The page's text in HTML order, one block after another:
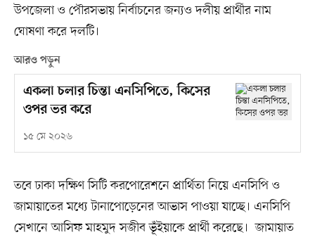
উপজেলা ও পৌরসভায় নির্বাচনের জন্যও দলীয় প্রার্থীর নাম
ঘোষণা করে দলটি।
আরও পড়ুন
একলা চলার চিন্তা এনসিপিতে, কিসের
ওপর ভর করে
১৫ মে ২০২৬
তবে ঢাকা দক্ষিণ সিটি করপোরেশনে প্রার্থিতা নিয়ে এনসিপি ও
জামায়াতের মধ্যে টানাপোড়েনের আভাস পাওয়া যাচ্ছে। এনসিপি
সেখানে আসিফ মাহমুদ সজীব ভূঁইয়াকে প্রার্থী করেছে। জামায়াত